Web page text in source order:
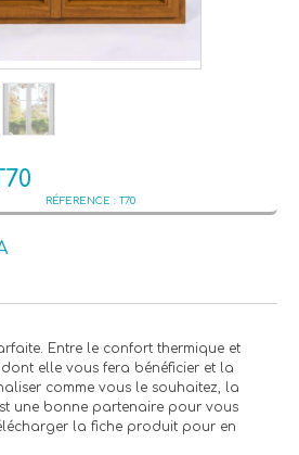
T70
Entre le confort thermique et
dont elle vous fera bénéficier et la
comme vous le souhaitez, la
une bonne partenaire pour vous
la fiche produit pour en